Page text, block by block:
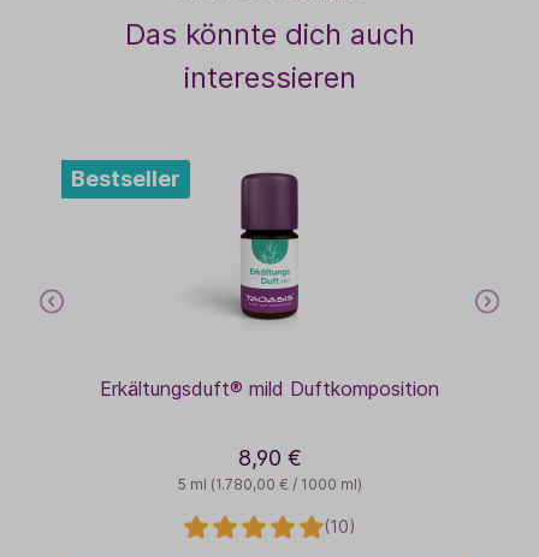
Das könnte dich auch
interessieren
Bestseller
Erkältungsduft® mild Duftkomposition
5 ml (1.780,00 € / 1000 ml)
8,90 €
(10)